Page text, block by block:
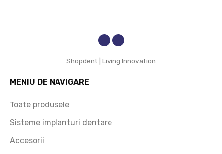
Shopdent | Living Innovation
MENIU DE NAVIGARE
Toate produsele
Sisteme implanturi dentare
Accesorii